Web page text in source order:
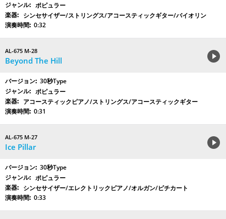
ポピュラー
シンセサイザー/ストリングス/アコースティックギター/バイオリン
0:32
AL-675 M-28
Beyond The Hill
30秒Type
ポピュラー
アコースティックピアノ/ストリングス/アコースティックギター
0:31
AL-675 M-27
Ice Pillar
30秒Type
ポピュラー
シンセサイザー/エレクトリックピアノ/オルガン/ピチカート
0:33